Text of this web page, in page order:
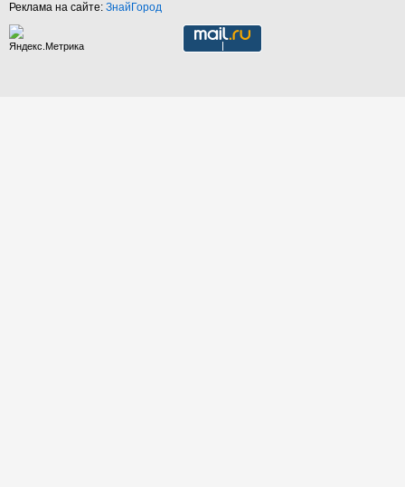
Реклама на сайте: ЗнайГород